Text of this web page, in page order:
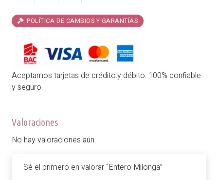
POLÍTICA DE CAMBIOS Y GARANTÍAS
Aceptamos tarjetas de crédito.y débito. 100% confiable
y seguro.
Valoraciones
No hay valoraciones aún.
Sé el primero en valorar “Entero Milonga”